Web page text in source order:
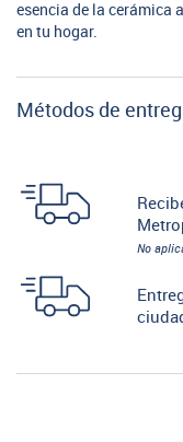
esencia de la cerámica
en tu hogar.
Métodos de
No